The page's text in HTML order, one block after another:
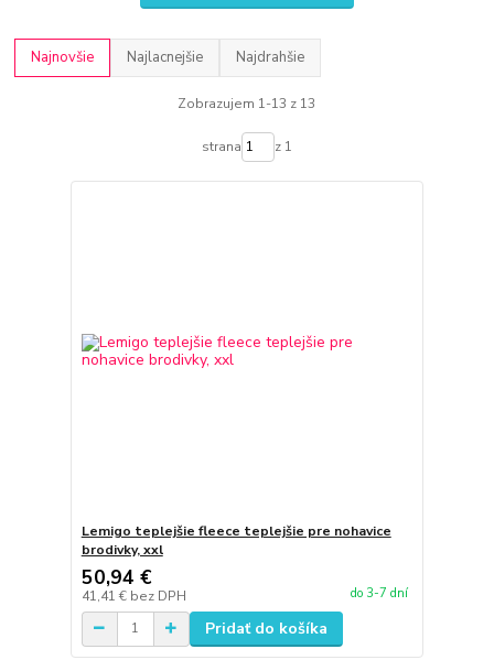
Najnovšie Najlacnejšie Najdrahšie
Zobrazujem 1-13 z 13
strana z 1
Lemigo teplejšie fleece teplejšie pre nohavice
brodivky, xxl
50,94 €
41,41 € bez DPH do 3-7 dní
Pridať do košíka